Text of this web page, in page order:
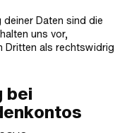
Daten sind die
uns vor,
Dritten als rechtswidrig
bei